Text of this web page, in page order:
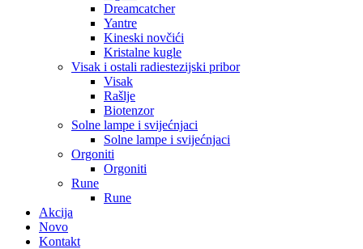
Dreamcatcher
Yantre
Kineski novčići
Kristalne kugle
Visak i ostali radiestezijski pribor
Visak
Rašlje
Biotenzor
Solne lampe i svijećnjaci
Solne lampe i svijećnjaci
Orgoniti
Orgoniti
Rune
Rune
Akcija
Novo
Kontakt